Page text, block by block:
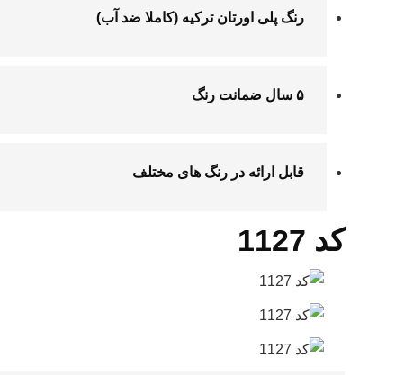
رنگ پلی اورتان ترکیه (کاملا ضد آب)
۵ سال ضمانت رنگ
قابل ارائه در رنگ های مختلف
کد 1127